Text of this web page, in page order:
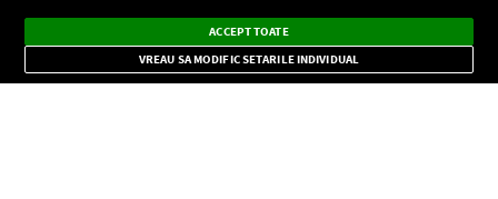
CONFIDENŢIALITATE
Dark
Mode
Radio live, podcasturi, știri și alerte
importante.
×
ACCEPT TOATE
VREAU SA MODIFIC SETARILE INDIVIDUAL